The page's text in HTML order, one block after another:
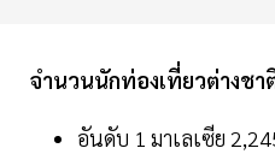
จำนวนนักท่องเที่ยวต่างชา
อันดับ 1 มาเลเซีย